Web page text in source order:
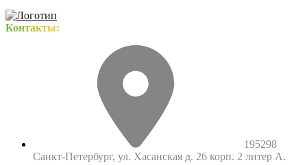
Контакты:
195298
Санкт-Петербург, ул. Хасанская д. 26 корп. 2 литер А.